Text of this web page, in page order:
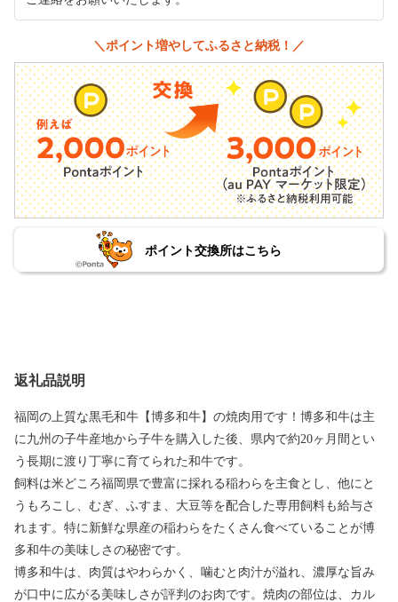
＼ポイント増やしてふるさと納税！／
ポイント交換所はこちら
返礼品説明
福岡の上質な黒毛和牛【博多和牛】の焼肉用です！博多和牛は主
に九州の子牛産地から子牛を購入した後、県内で約20ヶ月間とい
う長期に渡り丁寧に育てられた和牛です。
飼料は米どころ福岡県で豊富に採れる稲わらを主食とし、他にと
うもろこし、むぎ、ふすま、大豆等を配合した専用飼料も給与さ
れます。特に新鮮な県産の稲わらをたくさん食べていることが博
多和牛の美味しさの秘密です。
博多和牛は、肉質はやわらかく、噛むと肉汁が溢れ、濃厚な旨み
が口中に広がる美味しさが評判のお肉です。焼肉の部位は、カル